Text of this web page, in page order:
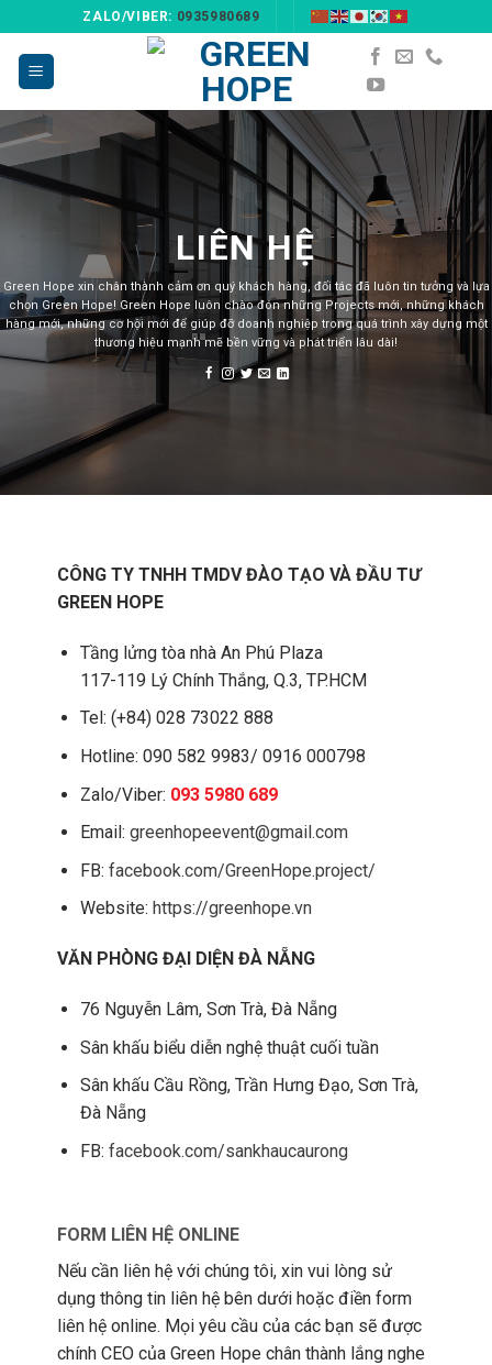
content
ZALO/VIBER: 0935980689
LIÊN HỆ
Green Hope xin chân thành cảm ơn quý khách hàng, đối tác đã luôn tin tưởng và lựa
chọn Green Hope! Green Hope luôn chào đón những Projects mới, những khách
hàng mới, những cơ hội mới để giúp đỡ doanh nghiệp trong quá trình xây dựng một
thương hiệu mạnh mẽ bền vững và phát triển lâu dài!
CÔNG TY TNHH TMDV ĐÀO TẠO VÀ ĐẦU TƯ
GREEN HOPE
Tầng lửng tòa nhà An Phú Plaza
117-119 Lý Chính Thắng, Q.3, TP.HCM
Tel: (+84) 028 73022 888
Hotline: 090 582 9983/ 0916 000798
Zalo/Viber: 093 5980 689
Email:greenhopeevent@gmail.com
FB:facebook.com/GreenHope.project/
Website: https://greenhope.vn
VĂN PHÒNG ĐẠI DIỆN ĐÀ NẴNG
76 Nguyễn Lâm, Sơn Trà, Đà Nẵng
Sân khấu biểu diễn nghệ thuật cuối tuần
Sân khấu Cầu Rồng, Trần Hưng Đạo, Sơn Trà,
Đà Nẵng
FB:facebook.com/sankhaucaurong
FORM LIÊN HỆ ONLINE
Nếu cần liên hệ với chúng tôi, xin vui lòng sử
dụng thông tin liên hệ bên dưới hoặc điền form
liên hệ online. Mọi yêu cầu của các bạn sẽ được
chính CEO của Green Hope chân thành lắng nghe